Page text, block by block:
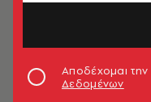
Αποδέχομαι την
Δεδομένων